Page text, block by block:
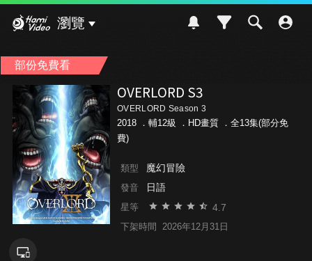
瀏覽
部份免費看
OVERLORD S3
OVERLORD Season 3
2018 ． 輔12級
．HD畫質 ．全13集(部分免
費)
類型 魔幻冒險
發音 日語
星等 4.7
下架時間 2026年12月31日